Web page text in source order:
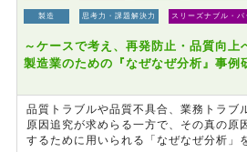
製造 思考力・課題解決力 スリーズナブル・パ
～ケースで考え、再発防止・品質向上
製造業のための『なぜなぜ分析』事
品質トラブルや品質不具合、業務トラブ
原因追究が求めらる一方で、その真の原
するために用いられる「なぜなぜ分析」